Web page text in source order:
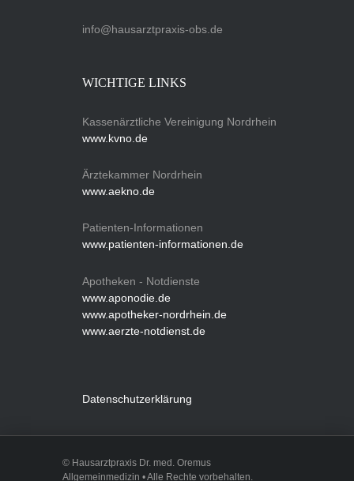
info@hausarztpraxis-obs.de
WICHTIGE LINKS
Kassenärztliche Vereinigung Nordrhein
www.kvno.de
Ärztekammer Nordrhein
www.aekno.de
Patienten-Informationen
www.patienten-informationen.de
Apotheken - Notdienste
www.aponodie.de
www.apotheker-nordrhein.de
www.aerzte-notdienst.de
Datenschutzerklärung
© Hausarztpraxis Dr. med. Oremus
Allgemeinmedizin • Alle Rechte vorbehalten.